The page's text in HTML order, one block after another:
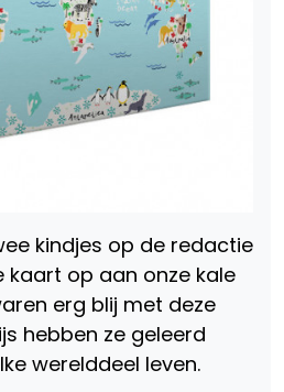
kindjes op de redactie
kaart op aan onze kale
erg blij met deze
hebben ze geleerd
werelddeel leven.